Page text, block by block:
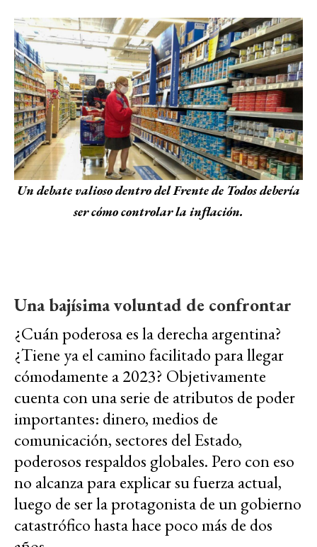
Un debate valioso dentro del Frente de Todos debería
ser cómo controlar la inflación.
Una bajísima voluntad de confrontar
¿Cuán poderosa es la derecha argentina?
¿Tiene ya el camino facilitado para llegar
cómodamente a 2023? Objetivamente
cuenta con una serie de atributos de poder
importantes: dinero, medios de
comunicación, sectores del Estado,
poderosos respaldos globales. Pero con eso
no alcanza para explicar su fuerza actual,
luego de ser la protagonista de un gobierno
catastrófico hasta hace poco más de dos